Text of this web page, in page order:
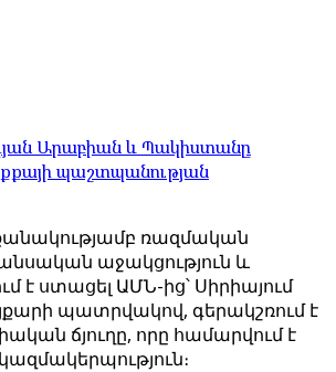
Արաբիան և Պակիստանը
պաշտպանության
ռազմական
աջակցություն և
է ստացել ԱՄՆ-ից՝ Սիրիայում
պատրվակով, գերակշռում է
ճյուղը, որը համարվում է